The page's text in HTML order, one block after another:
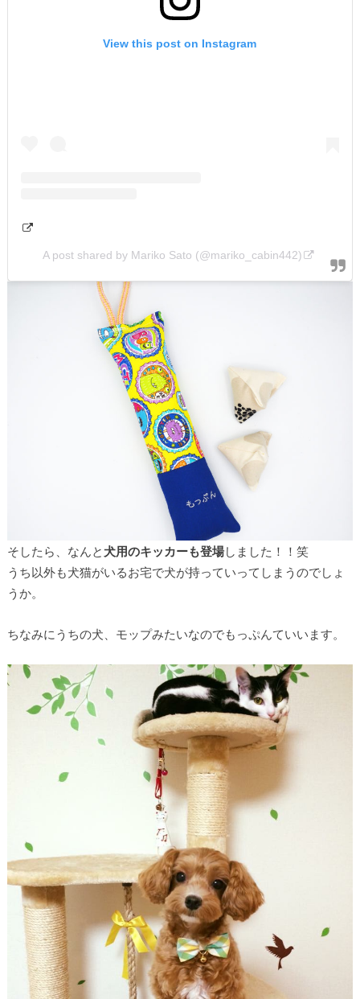
View this post on Instagram
A post shared by Mariko Sato (@mariko_cabin442)
そしたら、なんと犬用のキッカーも登場しました！！笑
うち以外も犬猫がいるお宅で犬が持っていってしまうのでしょ
うか。
ちなみにうちの犬、モップみたいなのでもっぷんていいます。